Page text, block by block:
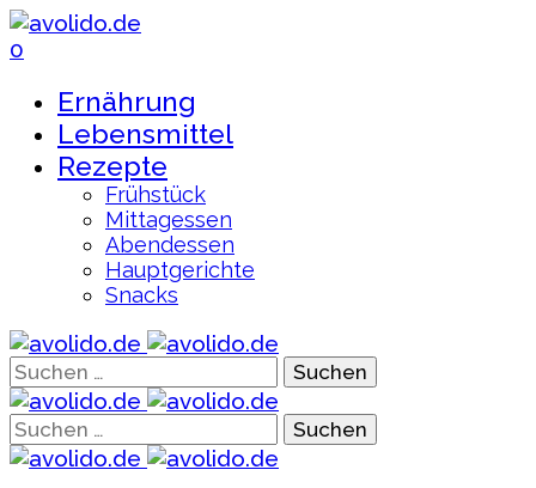
0
Ernährung
Lebensmittel
Rezepte
Frühstück
Mittagessen
Abendessen
Hauptgerichte
Snacks
Suchen
nach:
Suchen
nach: